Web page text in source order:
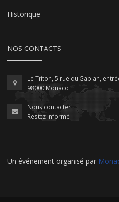
Historique
NOS CONTACTS
Le Triton, 5 rue du Gabian,
98000 Monaco
Nous contacter
Restez informé !
Un événement organisé par